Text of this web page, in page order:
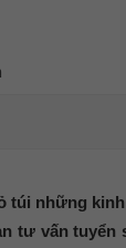
túi những
tư vấn tuyển